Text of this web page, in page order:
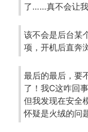
了……真不会让
该不会是后台某
项，开机后直奔
最后的最后，要
了！我C这咋回
但我发现在安全
怀疑是火绒的问